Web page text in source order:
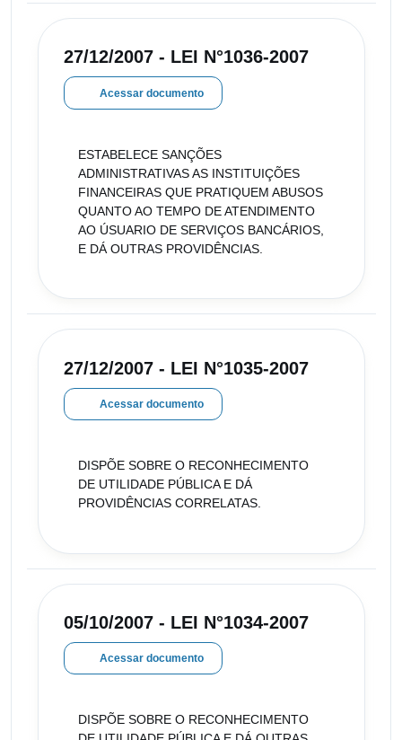
27/12/2007 - LEI N°1036-2007
Acessar documento
ESTABELECE SANÇÕES
ADMINISTRATIVAS AS INSTITUIÇÕES
FINANCEIRAS QUE PRATIQUEM ABUSOS
QUANTO AO TEMPO DE ATENDIMENTO
AO ÚSUARIO DE SERVIÇOS BANCÁRIOS,
E DÁ OUTRAS PROVIDÊNCIAS.
27/12/2007 - LEI N°1035-2007
Acessar documento
DISPÕE SOBRE O RECONHECIMENTO
DE UTILIDADE PÚBLICA E DÁ
PROVIDÊNCIAS CORRELATAS.
05/10/2007 - LEI N°1034-2007
Acessar documento
DISPÕE SOBRE O RECONHECIMENTO